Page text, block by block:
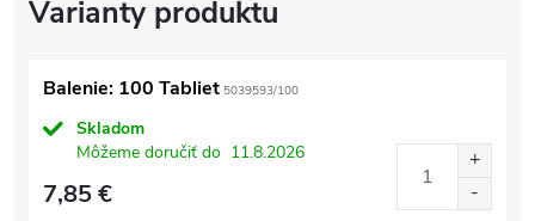
Balenie: 100 Tabliet 5039593/100
Skladom
Môžeme doručiť do 11.8.2026
7,85 €